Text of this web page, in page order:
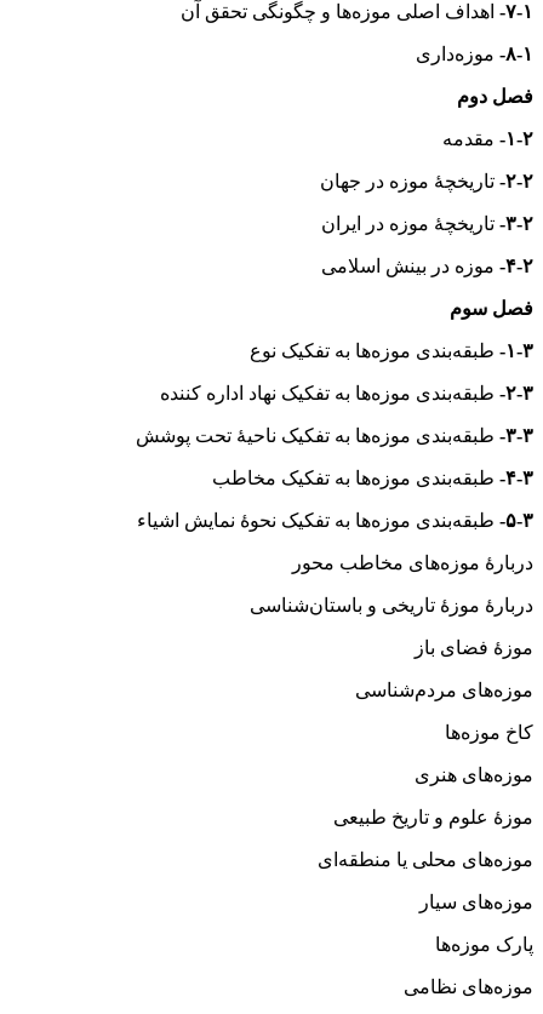
۷-۱- اهداف اصلی موزه‌ها و چگونگی تحقق آن
۸-۱- موزه‌داری
فصل دوم
۱-۲- مقدمه
۲-۲- تاریخچهٔ موزه در جهان
۳-۲- تاریخچهٔ موزه در ایران
۴-۲- موزه در بینش اسلامی
فصل سوم
۱-۳- طبقه‌بندی موزه‌ها به تفکیک نوع
۲-۳- طبقه‌بندی موزه‌ها به تفکیک نهاد اداره کننده
۳-۳- طبقه‌بندی موزه‌ها به تفکیک ناحیهٔ تحت پوشش
۴-۳- طبقه‌بندی موزه‌ها به تفکیک مخاطب
۵-۳- طبقه‌بندی موزه‌ها به تفکیک نحوهٔ نمایش اشیاء
دربارهٔ موزه‌های مخاطب محور
دربارهٔ موزهٔ تاریخی و باستان‌شناسی
موزهٔ فضای باز
موزه‌های مردم‌شناسی
کاخ موزه‌ها
موزه‌های هنری
موزهٔ علوم و تاریخ طبیعی
موزه‌های محلی یا منطقه‌ای
موزه‌های سیار
پارک موزه‌ها
موزه‌های نظامی